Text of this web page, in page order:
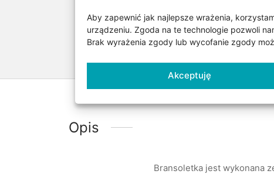
Aby zapewnić jak najlepsze wrażenia,
urządzeniu. Zgoda na te technologie pozwoli
Brak wyrażenia zgody lub wycofanie zgody
Akceptuję
Opis
Bransoletka jest wykonana